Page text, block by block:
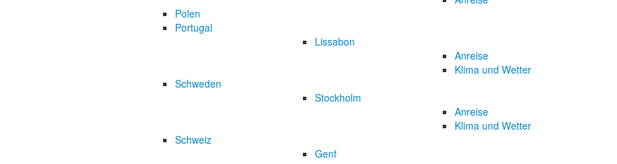
Polen
Portugal
Lissabon
Anreise
Klima und Wetter
Schweden
Stockholm
Anreise
Klima und Wetter
Schweiz
Genf